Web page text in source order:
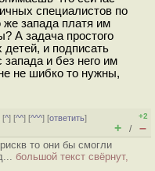
специалистов по
же запада платя им
А задача простого
детей, и подписать
запада и без него им
не шибко то нужны,
[^] [^^] [^^^] [ответить]
+2
+ / –
то они бы смогли
большой текст свёрнут,